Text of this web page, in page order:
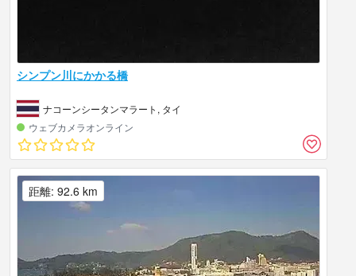
シンプン川にかかる橋
ナコーンシータンマラート, タイ
ウェブカメラオンライン
距離: 92.6 km